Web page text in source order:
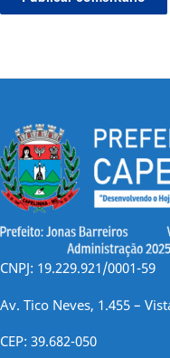
CNPJ: 19.229.921/0001-59
Av. Tico Neves, 1.455 –
CEP: 39.682-050